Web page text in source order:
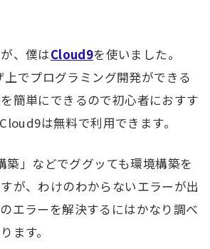
、僕はCloud9を使いました。
でプログラミング開発ができる
簡単にできるので初心者におすす
は無料で利用できます。
」などでググッても環境構築を
が、わけのわからないエラーが出
エラーを解決するにはかなり調べ
ます。